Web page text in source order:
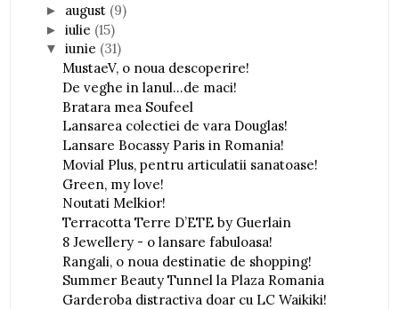
► august (9)
►iulie (15)
▼iunie (31)
MustaeV, o noua descoperire!
De veghe in lanul...de maci!
Bratara mea Soufeel
Lansarea colectiei de vara Douglas!
Lansare Bocassy Paris in Romania!
Movial Plus, pentru articulatii sanatoase!
Green, my love!
Noutati Melkior!
Terracotta Terre D’ETE by Guerlain
8 Jewellery - o lansare fabuloasa!
Rangali, o noua destinatie de shopping!
Summer Beauty Tunnel la Plaza Romania
Garderoba distractiva doar cu LC Waikiki!